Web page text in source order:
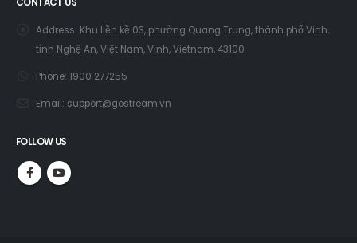
Email: support@gostream.vn
FOLLOW US